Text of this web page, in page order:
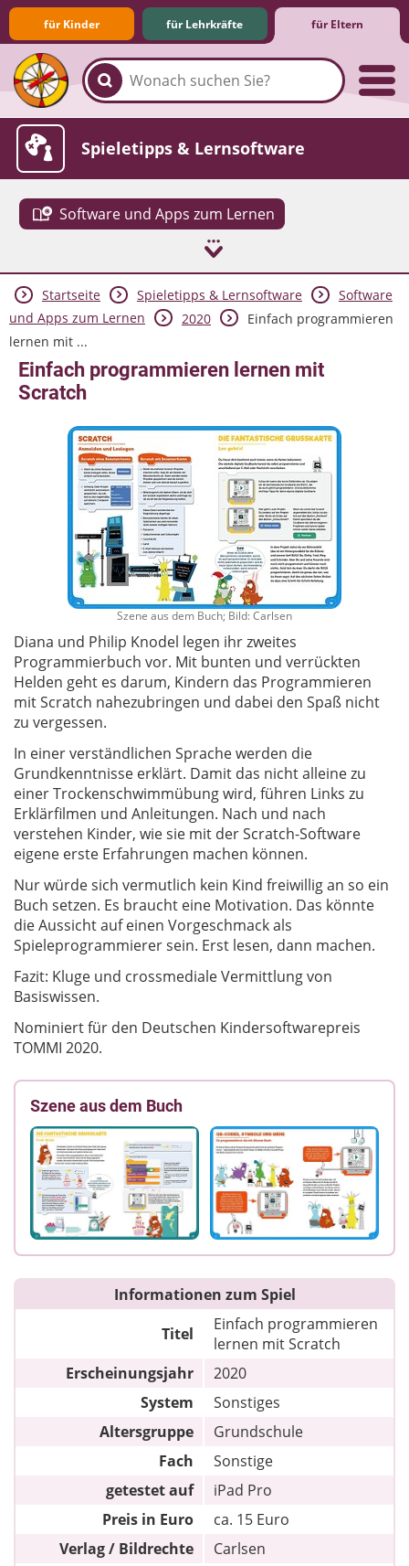
für Kinder für Lehrkräfte für Eltern
Familie & Medien
Spieletipps & Lernsoftware
Software und Apps zum Lernen
Die Jüngsten im Netz
Lexikon
Aktuelles
Startseite Spieletipps & Lernsoftware
Software
und Apps zum Lernen
2020
Einfach programmieren
lernen mit ...
Einfach programmieren lernen mit
Scratch
Szene aus dem Buch; Bild: Carlsen
Diana und Philip Knodel legen ihr zweites
Programmierbuch vor. Mit bunten und verrückten
Helden geht es darum, Kindern das Programmieren
mit Scratch nahezubringen und dabei den Spaß nicht
zu vergessen.
In einer verständlichen Sprache werden die
Grundkenntnisse erklärt. Damit das nicht alleine zu
einer Trockenschwimmübung wird, führen Links zu
Erklärfilmen und Anleitungen. Nach und nach
verstehen Kinder, wie sie mit der Scratch-Software
eigene erste Erfahrungen machen können.
Nur würde sich vermutlich kein Kind freiwillig an so ein
Buch setzen. Es braucht eine Motivation. Das könnte
die Aussicht auf einen Vorgeschmack als
Spieleprogrammierer sein. Erst lesen, dann machen.
Fazit: Kluge und crossmediale Vermittlung von
Basiswissen.
Nominiert für den Deutschen Kindersoftwarepreis
TOMMI 2020.
Szene aus dem Buch
Informationen zum Spiel
Titel
Einfach programmieren
lernen mit Scratch
Erscheinungsjahr
2020
System
Sonstiges
Altersgruppe
Grundschule
Fach
Sonstige
getestet auf
iPad Pro
Preis in Euro
ca. 15 Euro
Verlag / Bildrechte
Carlsen